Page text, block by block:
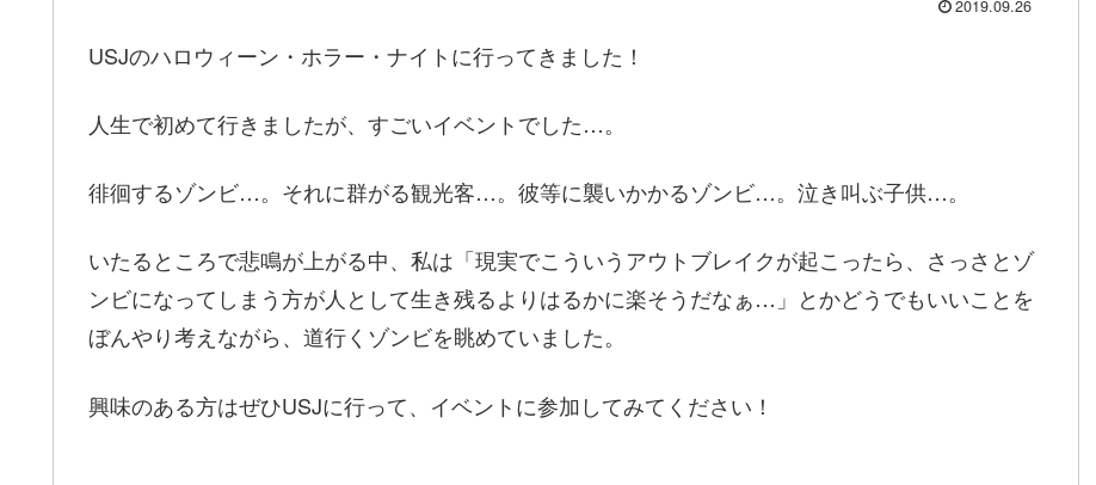
2019.09.26
USJのハロウィーン・ホラー・ナイトに行ってきました！
人生で初めて行きましたが、すごいイベントでした…。
徘徊するゾンビ…。それに群がる観光客…。彼等に襲いかかるゾンビ…。泣き叫ぶ子供…。
いたるところで悲鳴が上がる中、私は「現実でこういうアウトブレイクが起こったら、さっさとゾ
ンビになってしまう方が人として生き残るよりはるかに楽そうだなぁ…」とかどうでもいいことを
ぼんやり考えながら、道行くゾンビを眺めていました。
興味のある方はぜひUSJに行って、イベントに参加してみてください！